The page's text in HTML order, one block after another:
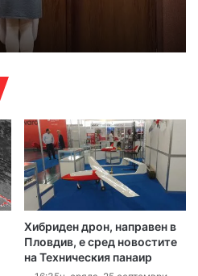
Хибриден дрон, направен в
Пловдив, е сред новостите
на Техническия панаир